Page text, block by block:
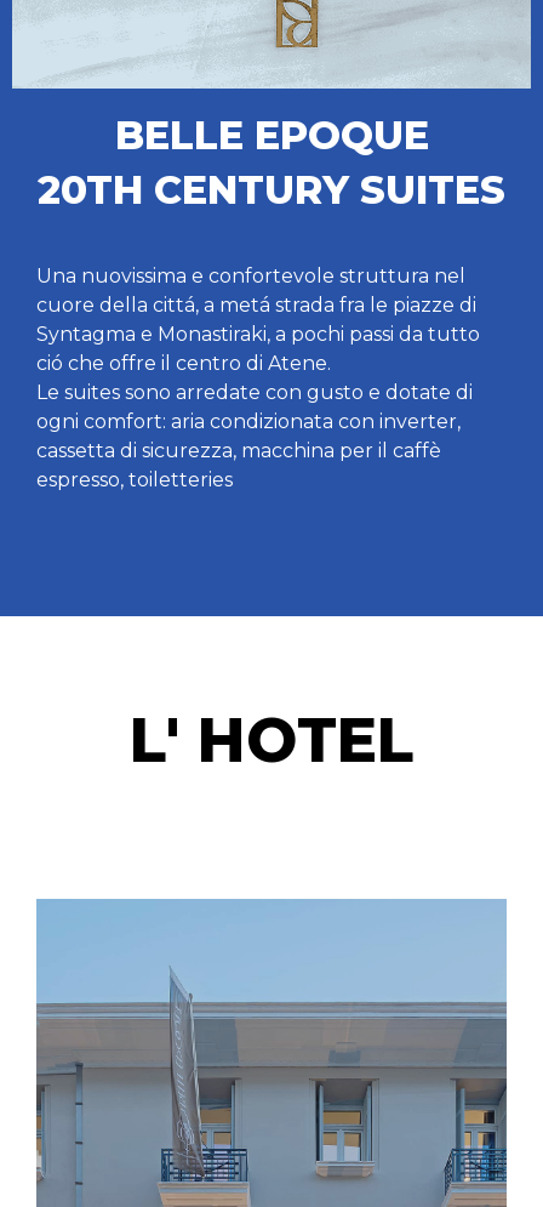
BELLE EPOQUE
20TH CENTURY SUITES
Una nuovissima e confortevole struttura nel
cuore della cittá, a metá strada fra le piazze di
Syntagma e Monastiraki, a pochi passi da tutto
ció che offre il centro di Atene.
Le suites sono arredate con gusto e dotate di
ogni comfort: aria condizionata con inverter,
cassetta di sicurezza, macchina per il caffè
espresso, toiletteries
L' HOTEL